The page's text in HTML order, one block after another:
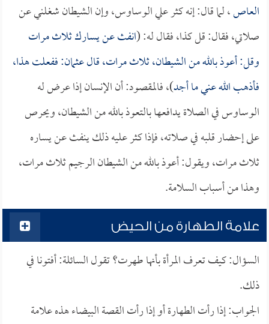
العاص، لما قال: إنه كثر علي الوساوس، وإن الشيطان شغلني عن
صلاتي، فقال: قل كذا، فقال له: (انفث عن يسارك ثلاث مرات
وقل: أعوذ بالله من الشيطان، ثلاث مرات، قالعثمان: ففعلت هذا،
فأذهب الله عني ما أجد)، فالمقصود: أن الإنسان إذا عرض له
الوساوس في الصلاة يدافعها بالتعوذ بالله من الشيطان، ويحرص
على إحضار قلبه في صلاته، فإذا كثر عليه ذلك ينفث عن يساره
ثلاث مرات، ويقول: أعوذ بالله من الشيطان الرجيم ثلاث مرات،
وهذا من أسباب السلامة.
علامة الطهارة من الحيض
السؤال: كيف تعرف المرأة بأنها طهرت؟ تقول السائلة: أفتونا في
ذلك.
الجواب: إذا رأت الطهارة أو إذا رأت القصة البيضاء هذه علامة